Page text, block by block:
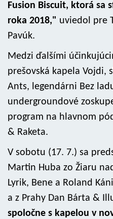
Fusion Biscuit, ktorá sa
roka 2018," uviedol pre
Pavúk.
Medzi ďalšími
prešovská kapela Vojdi,
Ants, legendárni Bez
undergroundové
program na hlavnom
& Raketa.
V sobotu (17. 7.) sa
Martin Huba zo Žiaru
Lyrik, Bene a Roland
a z Prahy Dan Bárta &
spoločne s kapelou v